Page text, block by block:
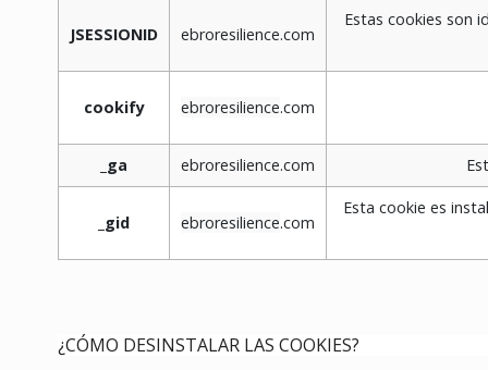
JSESSIONID ebroresilience.com
Estas cookies son
cookify ebroresilience.com
_ga ebroresilience.com
_gid ebroresilience.com
Esta cookie es
¿CÓMO DESINSTALAR LAS COOKIES?